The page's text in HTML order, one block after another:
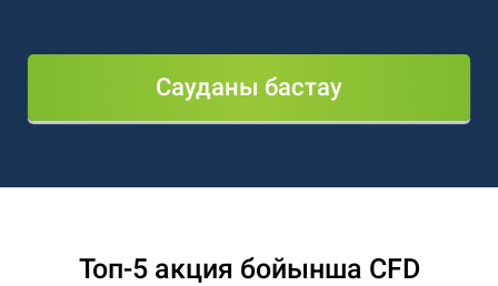
Сауданы бастау
Топ-5 акция бойынша CFD